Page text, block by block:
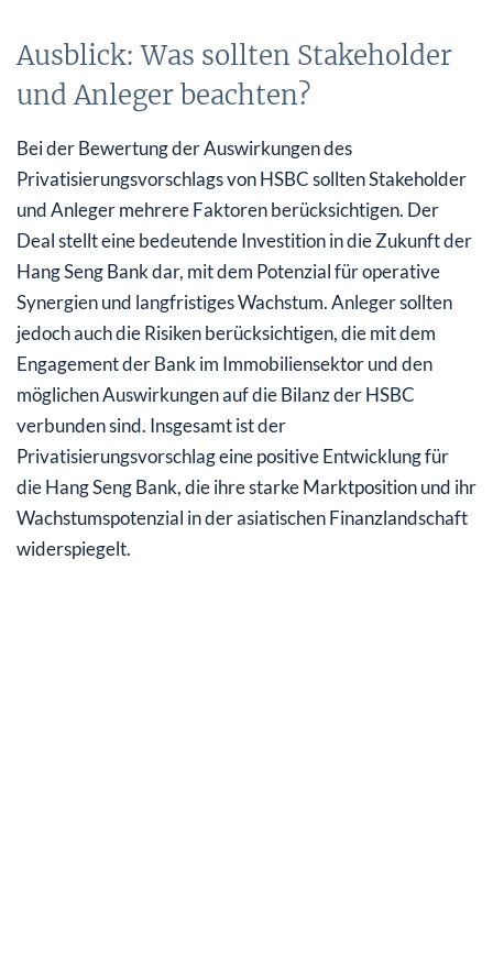
Ausblick: Was sollten Stakeholder
und Anleger beachten?
Bei der Bewertung der Auswirkungen des
Privatisierungsvorschlags von HSBC sollten Stakeholder
und Anleger mehrere Faktoren berücksichtigen. Der
Deal stellt eine bedeutende Investition in die Zukunft der
Hang Seng Bank dar, mit dem Potenzial für operative
Synergien und langfristiges Wachstum. Anleger sollten
jedoch auch die Risiken berücksichtigen, die mit dem
Engagement der Bank im Immobiliensektor und den
möglichen Auswirkungen auf die Bilanz der HSBC
verbunden sind. Insgesamt ist der
Privatisierungsvorschlag eine positive Entwicklung für
die Hang Seng Bank, die ihre starke Marktposition und ihr
Wachstumspotenzial in der asiatischen Finanzlandschaft
widerspiegelt.